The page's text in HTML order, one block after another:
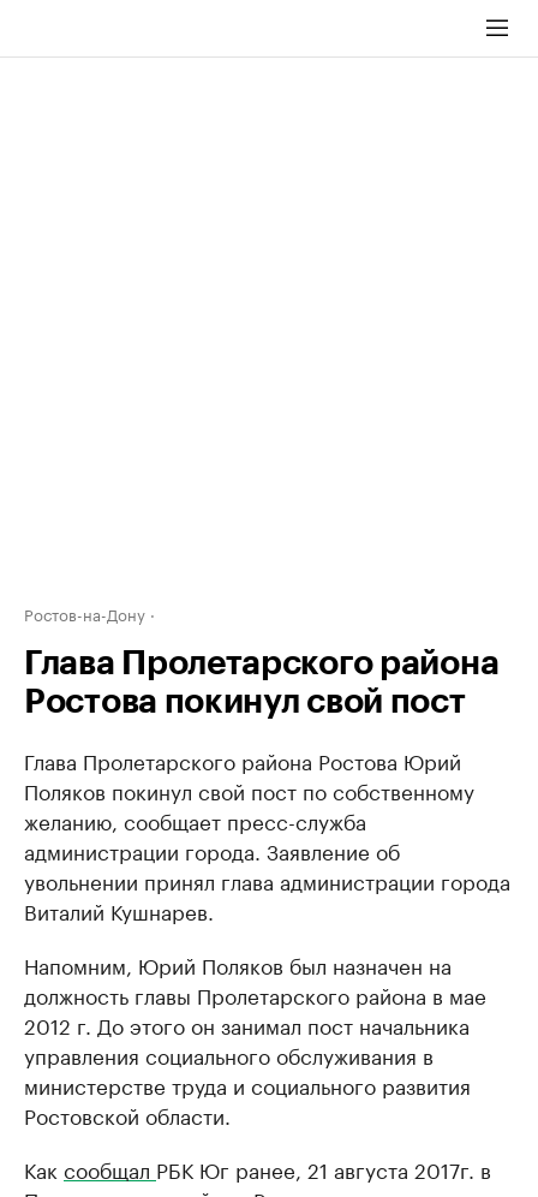
Ростов-на-Дону
Глава Пролетарского района
Ростова покинул свой пост
Глава Пролетарского района Ростова Юрий
Поляков покинул свой пост по собственному
желанию, сообщает пресс-служба
администрации города. Заявление об
увольнении принял глава администрации города
Виталий Кушнарев.
Напомним, Юрий Поляков был назначен на
должность главы Пролетарского района в мае
2012 г. До этого он занимал пост начальника
управления социального обслуживания в
министерстве труда и социального развития
Ростовской области.
Как сообщал РБК Юг ранее, 21 августа 2017г. в